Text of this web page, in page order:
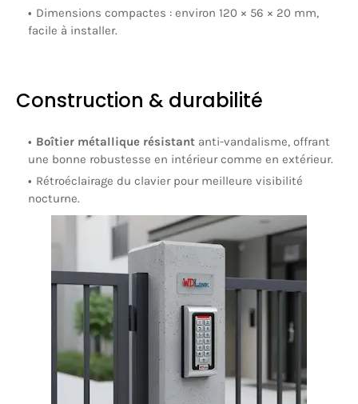
Dimensions compactes : environ 120 × 56 × 20 mm,
facile à installer.
Construction & durabilité
Boîtier métallique résistant anti-vandalisme, offrant
une bonne robustesse en intérieur comme en extérieur.
Rétroéclairage du clavier pour meilleure visibilité
nocturne.